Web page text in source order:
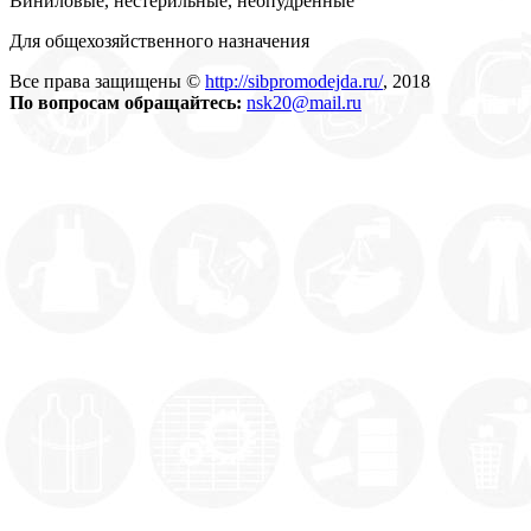
Для общехозяйственного назначения
Все права защищены © http://sibpromodejda.ru/, 2018
По вопросам обращайтесь: nsk20@mail.ru